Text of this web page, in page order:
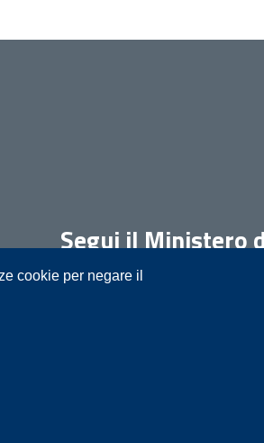
Segui il Ministero
Giustizia su:
cookie per negare il